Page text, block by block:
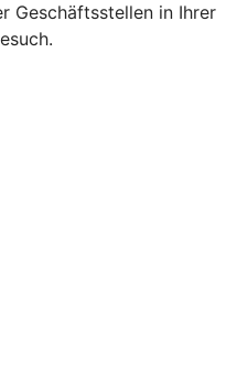
Geschäftsstellen in Ihrer